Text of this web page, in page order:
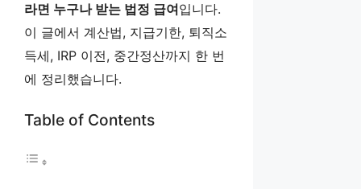
라면 누구나 받는 법정 급여입니다.
이 글에서 계산법, 지급기한, 퇴직소
득세, IRP 이전, 중간정산까지 한 번
에 정리했습니다.
Table of Contents